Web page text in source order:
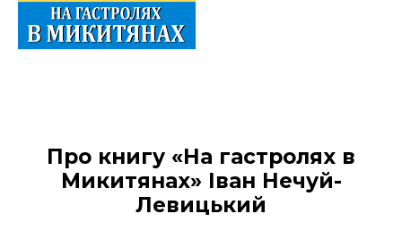
Про книгу «На гастролях в
Микитянах» Іван Нечуй-
Левицький